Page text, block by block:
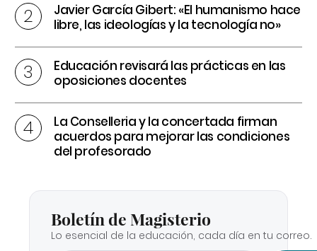
Javier García Gibert: «El humanismo hace
libre, las ideologías y la tecnología no»
Educación revisará las prácticas en las
oposiciones docentes
La Conselleria y la concertada firman
acuerdos para mejorar las condiciones
del profesorado
Boletín de Magisterio
Lo esencial de la educación, cada día en tu correo.